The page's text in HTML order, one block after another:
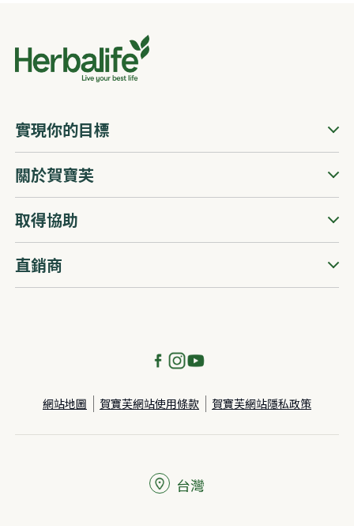
實現你的目標
關於賀寶芙
取得協助
直銷商
網站地圖 賀寶芙網站使用條款 賀寶芙網站隱私政策
台灣